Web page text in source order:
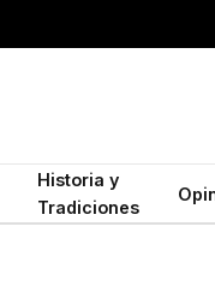
Historia y
Tradiciones